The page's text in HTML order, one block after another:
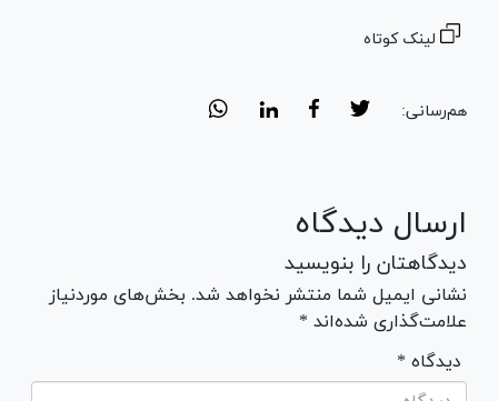
لینک کوتاه
هم‌رسانی:
ارسال دیدگاه
دیدگاهتان را بنویسید
نشانی ایمیل شما منتشر نخواهد شد. بخش‌های موردنیاز
علامت‌گذاری شده‌اند *
* دیدگاه